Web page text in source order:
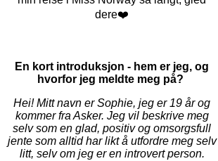
dere❤️
En kort introduksjon - hem er jeg, og
hvorfor jeg meldte meg på?
Hei! Mitt navn er Sophie, jeg er 19 år og
kommer fra Asker. Jeg vil beskrive meg
selv som en glad, positiv og omsorgsfull
jente som alltid har likt å utfordre meg selv
litt, selv om jeg er en introvert person.